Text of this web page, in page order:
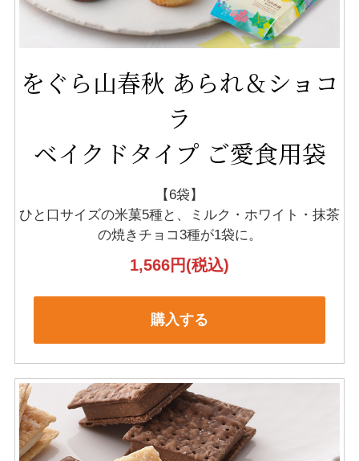
をぐら山春秋 あられ＆ショコ
ラ
ベイクドタイプ ご愛食用袋
【6袋】
ひと口サイズの米菓5種と、ミルク・ホワイト・抹茶
の焼きチョコ3種が1袋に。
1,566円(税込)
購入する